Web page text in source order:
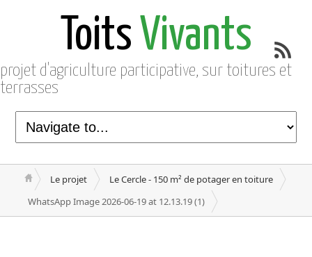
Toits Vivants
projet d'agriculture participative, sur toitures et
terrasses
Le projet
Le Cercle - 150 m² de potager en toiture
WhatsApp Image 2026-06-19 at 12.13.19 (1)